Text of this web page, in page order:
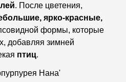
. После цветения,
ярко-красные,
формы, которые
добавляя зимней
птиц.
Нана'